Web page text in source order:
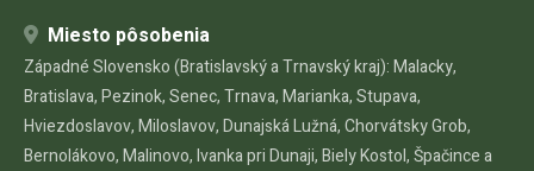
Miesto pôsobenia
Západné Slovensko (Bratislavský a Trnavský kraj): Malacky,
Bratislava, Pezinok, Senec, Trnava, Marianka, Stupava,
Hviezdoslavov, Miloslavov, Dunajská Lužná, Chorvátsky Grob,
Bernolákovo, Malinovo, Ivanka pri Dunaji, Biely Kostol, Špačince a